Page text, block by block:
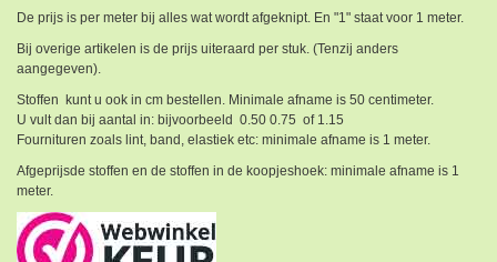
De prijs is per meter bij alles wat wordt afgeknipt. En "1" staat voor 1 meter.
Bij overige artikelen is de prijs uiteraard per stuk. (Tenzij anders
aangegeven).
Stoffen kunt u ook in cm bestellen. Minimale afname is 50 centimeter.
U vult dan bij aantal in: bijvoorbeeld 0.50 0.75 of 1.15
Fournituren zoals lint, band, elastiek etc: minimale afname is 1 meter.
Afgeprijsde stoffen en de stoffen in de koopjeshoek: minimale afname is 1
meter.